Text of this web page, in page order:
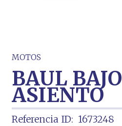
MOTOS
BAUL BAJO
ASIENTO
Referencia ID: 1673248